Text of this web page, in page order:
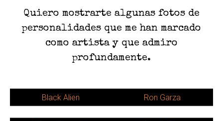
Quiero mostrarte algunas fotos de
personalidades que me han marcado
como artista y que admiro
profundamente.
Black Alien Ron Garza